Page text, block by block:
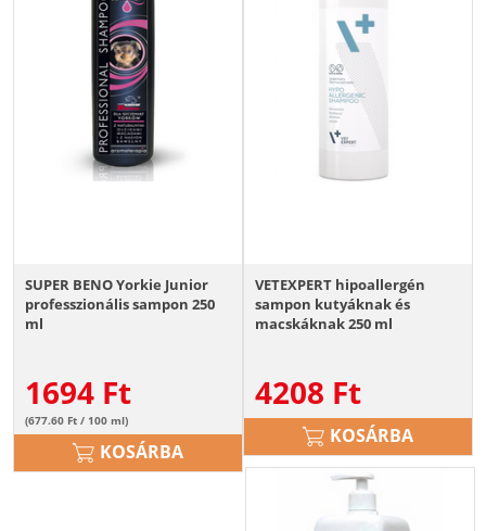
SUPER BENO Yorkie Junior
professzionális sampon 250
ml
1694 Ft
(677.60 Ft / 100 ml)
KOSÁRBA
VETEXPERT hipoallergén
sampon kutyáknak és
macskáknak 250 ml
4208 Ft
KOSÁRBA